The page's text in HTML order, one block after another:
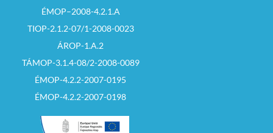
ÉMOP–2008-4.2.1.A
TIOP-2.1.2-07/1-2008-0023
ÁROP-1.A.2
TÁMOP-3.1.4-08/2-2008-0089
ÉMOP-4.2.2-2007-0195
ÉMOP-4.2.2-2007-0198